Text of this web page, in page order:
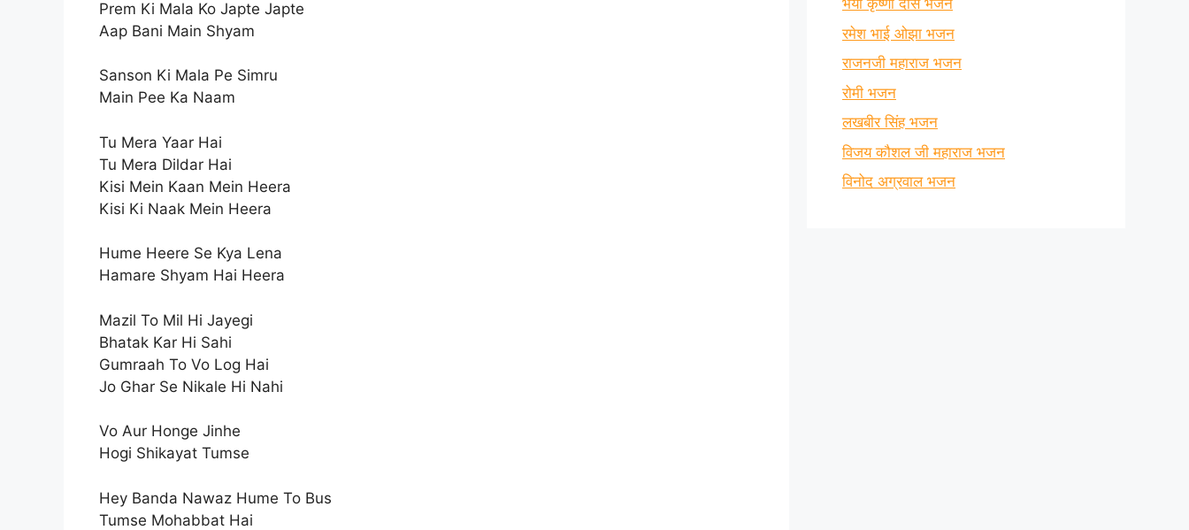
Prem Ki Mala Ko Japte Japte
Aap Bani Main Shyam
Sanson Ki Mala Pe Simru
Main Pee Ka Naam
Tu Mera Yaar Hai
Tu Mera Dildar Hai
Kisi Mein Kaan Mein Heera
Kisi Ki Naak Mein Heera
Hume Heere Se Kya Lena
Hamare Shyam Hai Heera
Mazil To Mil Hi Jayegi
Bhatak Kar Hi Sahi
Gumraah To Vo Log Hai
Jo Ghar Se Nikale Hi Nahi
Vo Aur Honge Jinhe
Hogi Shikayat Tumse
Hey Banda Nawaz Hume To Bus
Tumse Mohabbat Hai
भैया कृष्णा दास भजन
रमेश भाई ओझा भजन
राजनजी महाराज भजन
रोमी भजन
लखबीर सिंह भजन
विजय कौशल जी महाराज भजन
विनोद अग्रवाल भजन